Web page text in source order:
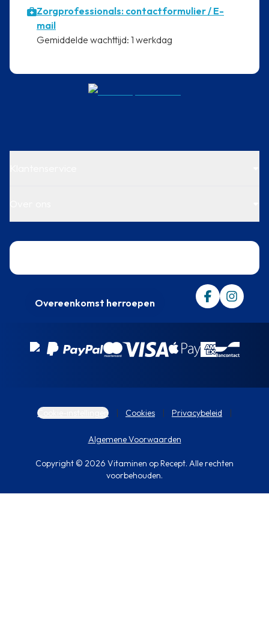
Zorgprofessionals: contactformulier / E-
mail
⁠Gemiddelde wachttijd: 1 werkdag
Overeenkomst herroepen
Cookie-instellingen Cookies Privacybeleid
Algemene Voorwaarden
Copyright © 2026 Vitaminen op Recept. Alle rechten
voorbehouden.